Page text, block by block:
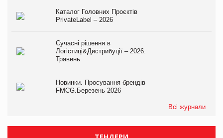
Каталог Головних Проєктів
PrivateLabel – 2026
Сучасні рішення в
Логістиці&Дистрибуції – 2026.
Травень
Новинки. Просування брендів
FMCG.Березень 2026
Всі журнали